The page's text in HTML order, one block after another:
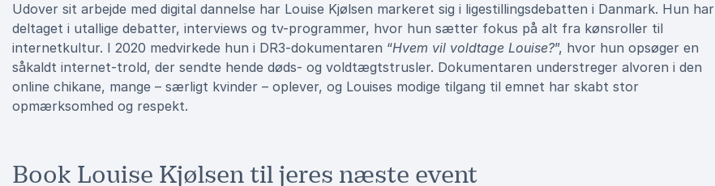
Udover sit arbejde med digital dannelse har Louise Kjølsen markeret sig i ligestillingsdebatten i Danmark. Hun har
deltaget i utallige debatter, interviews og tv-programmer, hvor hun sætter fokus på alt fra kønsroller til
internetkultur. I 2020 medvirkede hun i DR3-dokumentaren “Hvem vil voldtage Louise?”, hvor hun opsøger en
såkaldt internet-trold, der sendte hende døds- og voldtægtstrusler. Dokumentaren understreger alvoren i den
online chikane, mange – særligt kvinder – oplever, og Louises modige tilgang til emnet har skabt stor
opmærksomhed og respekt.
Book Louise Kjølsen til jeres næste event